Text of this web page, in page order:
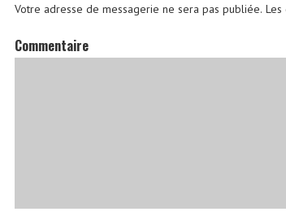
Votre adresse de messagerie ne sera pas publiée. Les
Commentaire